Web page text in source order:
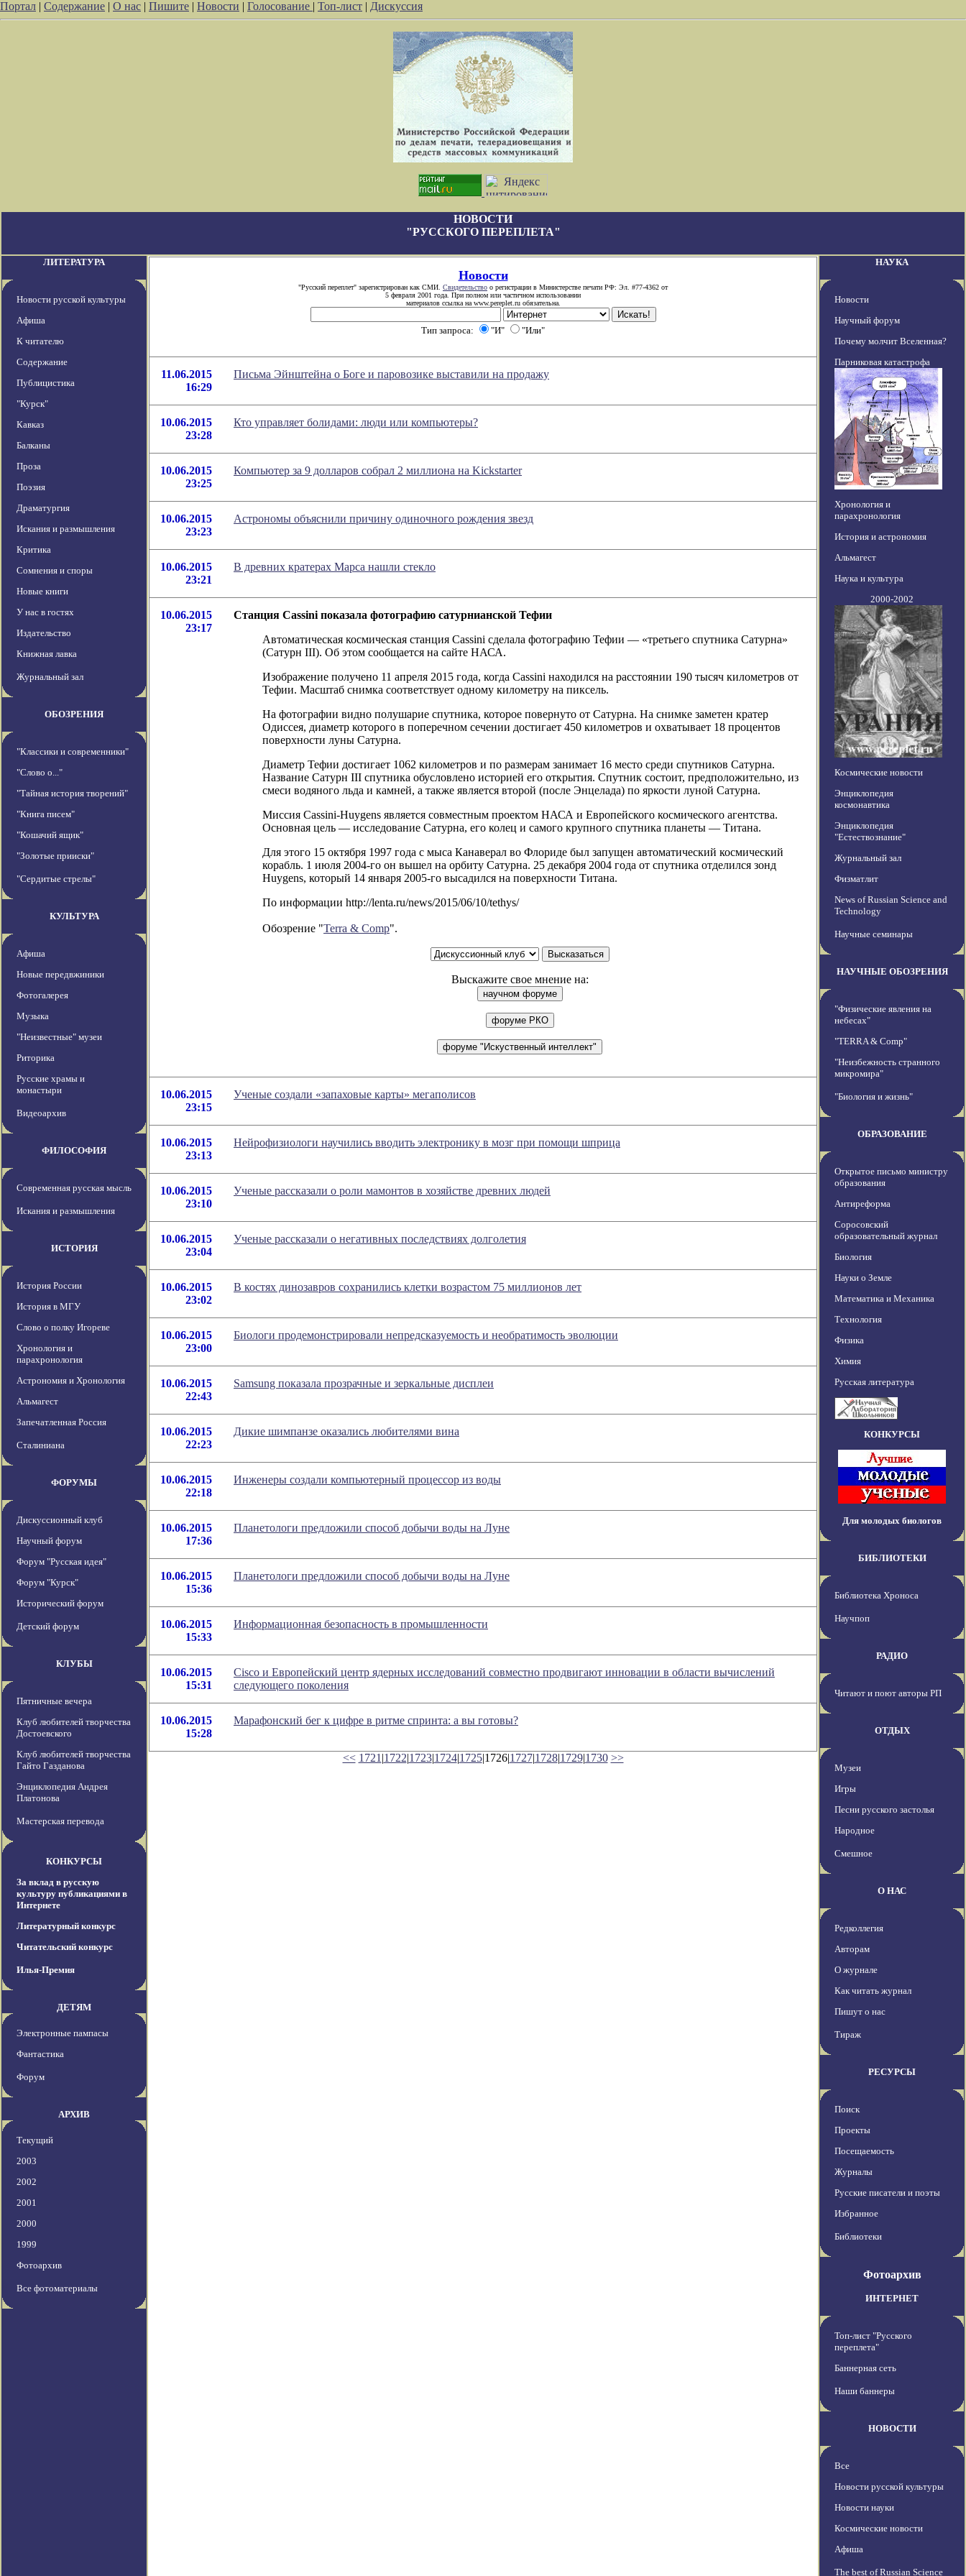
Портал | Содержание | О нас | Пишите | Новости | Голосование | Топ-лист | Дискуссия
НОВОСТИ
"РУССКОГО ПЕРЕПЛЕТА"
ЛИТЕРАТУРА
Новости русской культуры
Афиша
К читателю
Содержание
Публицистика
"Курск"
Кавказ
Балканы
Проза
Поэзия
Драматургия
Искания и размышления
Критика
Сомнения и споры
Новые книги
У нас в гостях
Издательство
Книжная лавка
Журнальный зал
ОБОЗРЕНИЯ
"Классики и современники"
"Слово о..."
"Тайная история творений"
"Книга писем"
"Кошачий ящик"
"Золотые прииски"
"Сердитые стрелы"
КУЛЬТУРА
Афиша
Новые передвжиники
Фотогалерея
Музыка
"Неизвестные" музеи
Риторика
Русские храмы и
монастыри
Видеоархив
ФИЛОСОФИЯ
Современная русская мысль
Искания и размышления
ИСТОРИЯ
История России
История в МГУ
Слово о полку Игореве
Хронология и
парахронология
Астрономия и Хронология
Альмагест
Запечатленная Россия
Сталиниана
ФОРУМЫ
Дискуссионный клуб
Научный форум
Форум "Русская идея"
Форум "Курск"
Исторический форум
Детский форум
КЛУБЫ
Пятничные вечера
Клуб любителей творчества
Достоевского
Клуб любителей творчества
Гайто Газданова
Энциклопедия Андрея
Платонова
Мастерская перевода
КОНКУРСЫ
За вклад в русскую
культуру публикациями в
Интернете
Литературный конкурс
Читательский конкурс
Илья-Премия
ДЕТЯМ
Электронные пампасы
Фантастика
Форум
АРХИВ
Текущий
2003
2002
2001
2000
1999
Фотоархив
Все фотоматериалы
Новости
"Русский переплет" зарегистрирован как СМИ. Свидетельство о регистрации в Министерстве печати РФ: Эл. #77-4362 от
5 февраля 2001 года. При полном или частичном использовании
материалов ссылка на www.pereplet.ru обязательна.
Тип запроса: "И" "Или"
11.06.2015
16:29
Письма Эйнштейна о Боге и паровозике выставили на продажу
10.06.2015
23:28
Кто управляет болидами: люди или компьютеры?
10.06.2015
23:25
Компьютер за 9 долларов собрал 2 миллиона на Kickstarter
10.06.2015
23:23
Астрономы объяснили причину одиночного рождения звезд
10.06.2015
23:21
В древних кратерах Марса нашли стекло
10.06.2015
23:17
Станция Cassini показала фотографию сатурнианской Тефии
Автоматическая космическая станция Cassini сделала фотографию Тефии — «третьего спутника Сатурна»
(Сатурн III). Об этом сообщается на сайте НАСА.
Изображение получено 11 апреля 2015 года, когда Cassini находился на расстоянии 190 тысяч километров от
Тефии. Масштаб снимка соответствует одному километру на пиксель.
На фотографии видно полушарие спутника, которое повернуто от Сатурна. На снимке заметен кратер
Одиссея, диаметр которого в поперечном сечении достигает 450 километров и охватывает 18 процентов
поверхности луны Сатурна.
Диаметр Тефии достигает 1062 километров и по размерам занимает 16 место среди спутников Сатурна.
Название Сатурн III спутника обусловлено историей его открытия. Спутник состоит, предположительно, из
смеси водяного льда и камней, а также является второй (после Энцелада) по яркости луной Сатурна.
Миссия Cassini-Huygens является совместным проектом НАСА и Европейского космического агентства.
Основная цель — исследование Сатурна, его колец и самого крупного спутника планеты — Титана.
Для этого 15 октября 1997 года с мыса Канаверал во Флориде был запущен автоматический космический
корабль. 1 июля 2004-го он вышел на орбиту Сатурна. 25 декабря 2004 года от спутника отделился зонд
Huygens, который 14 января 2005-го высадился на поверхности Титана.
По информации http://lenta.ru/news/2015/06/10/tethys/
Обозрение "Terra & Comp".
Выскажите свое мнение на:
10.06.2015
23:15
Ученые создали «запаховые карты» мегаполисов
10.06.2015
23:13
Нейрофизиологи научились вводить электронику в мозг при помощи шприца
10.06.2015
23:10
Ученые рассказали о роли мамонтов в хозяйстве древних людей
10.06.2015
23:04
Ученые рассказали о негативных последствиях долголетия
10.06.2015
23:02
В костях динозавров сохранились клетки возрастом 75 миллионов лет
10.06.2015
23:00
Биологи продемонстрировали непредсказуемость и необратимость эволюции
10.06.2015
22:43
Samsung показала прозрачные и зеркальные дисплеи
10.06.2015
22:23
Дикие шимпанзе оказались любителями вина
10.06.2015
22:18
Инженеры создали компьютерный процессор из воды
10.06.2015
17:36
Планетологи предложили способ добычи воды на Луне
10.06.2015
15:36
Планетологи предложили способ добычи воды на Луне
10.06.2015
15:33
Информационная безопасность в промышленности
10.06.2015
15:31
Cisco и Европейский центр ядерных исследований совместно продвигают инновации в области вычислений
следующего поколения
10.06.2015
15:28
Марафонский бег к цифре в ритме спринта: а вы готовы?
<< 1721 |1722|1723|1724|1725|1726|1727|1728|1729|1730 >>
НАУКА
Новости
Научный форум
Почему молчит Вселенная?
Парниковая катастрофа
Хронология и
парахронология
История и астрономия
Альмагест
Наука и культура
2000-2002
Космические новости
Энциклопедия
космонавтика
Энциклопедия
"Естествознание"
Журнальный зал
Физматлит
News of Russian Science and
Technology
Научные семинары
НАУЧНЫЕ ОБОЗРЕНИЯ
"Физические явления на
небесах"
"TERRA & Comp"
"Неизбежность странного
микромира"
"Биология и жизнь"
ОБРАЗОВАНИЕ
Открытое письмо министру
образования
Антиреформа
Соросовский
образовательный журнал
Биология
Науки о Земле
Математика и Механика
Технология
Физика
Химия
Русская литература
КОНКУРСЫ
Для молодых биологов
БИБЛИОТЕКИ
Библиотека Хроноса
Научпоп
РАДИО
Читают и поют авторы РП
ОТДЫХ
Музеи
Игры
Песни русского застолья
Народное
Смешное
О НАС
Редколлегия
Авторам
О журнале
Как читать журнал
Пишут о нас
Тираж
РЕСУРСЫ
Поиск
Проекты
Посещаемость
Журналы
Русские писатели и поэты
Избранное
Библиотеки
Фотоархив
ИНТЕРНЕТ
Топ-лист "Русского
переплета"
Баннерная сеть
Наши баннеры
НОВОСТИ
Все
Новости русской культуры
Новости науки
Космические новости
Афиша
The best of Russian Science